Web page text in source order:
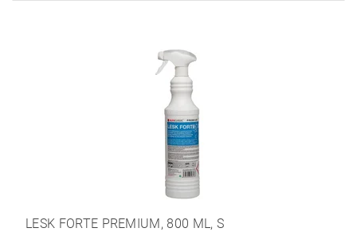
LESK FORTE PREMIUM, 800 ML, S